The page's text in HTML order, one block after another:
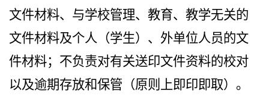
文件材料、与学校管理、教育、教学无关的
文件材料及个人（学生）、外单位人员的文
件材料；不负责对有关送印文件资料的校对
以及逾期存放和保管（原则上即印即取）。